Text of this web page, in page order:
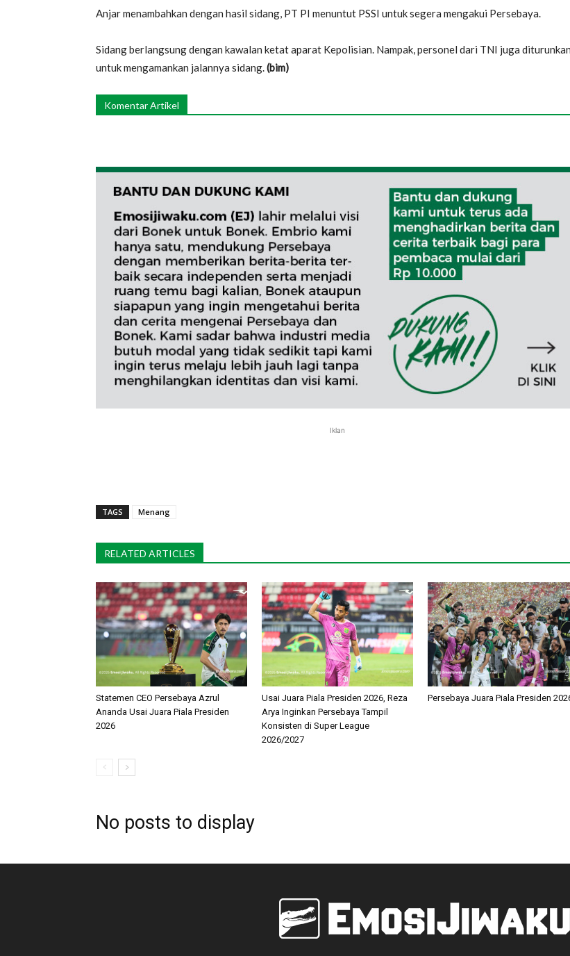
Anjar menambahkan dengan hasil sidang, PT PI menuntut PSSI untuk segera mengakui Persebaya.
Sidang berlangsung dengan kawalan ketat aparat Kepolisian. Nampak, personel dari TNI juga diturunkan
untuk mengamankan jalannya sidang.(bim)
Komentar Artikel
Iklan
TAGS Menang
RELATED ARTICLES
Statemen CEO Persebaya Azrul
Ananda Usai Juara Piala Presiden
2026
Usai Juara Piala Presiden 2026, Reza
Arya Inginkan Persebaya Tampil
Konsisten di Super League
2026/2027
Persebaya Juara Piala Presiden
No posts to display